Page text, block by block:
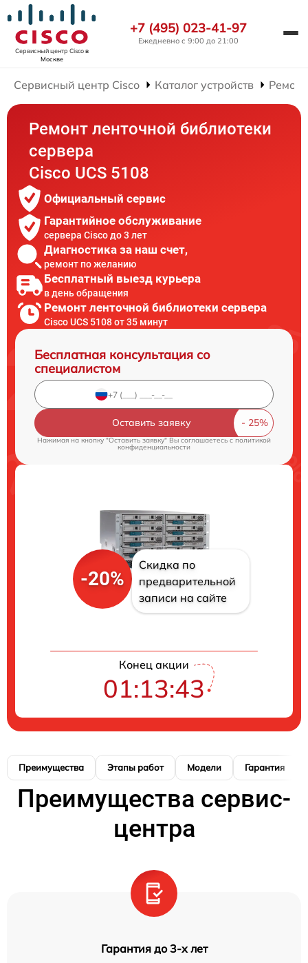
Сервисный центр Ciscoв
Москве
+7 (495) 023-41-97
Ежедневно с 9:00 до 21:00
Сервисный центр Cisco Каталог устройств
Ремонт ленточной библиотеки
сервера
Cisco UCS 5108
Официальный сервис
Гарантийное обслуживание
сервера Cisco до 3 лет
Диагностика за наш счет,
ремонт по желанию
Бесплатный выезд курьера
в день обращения
Ремонт ленточной библиотеки сервера
Cisco UCS 5108 от 35 минут
Бесплатная консультация со
специалистом
Оставить заявку
Нажимая на кнопку "Оставить заявку" Вы соглашаетесь cполитикой
конфиденциальности
-20%
Скидка по
предварительной
записи на сайте
Конец акции
01:13:42
Преимущества Этапы работ Модели Гарантия
Преимущества сервис-
центра
Гарантия до 3-х лет